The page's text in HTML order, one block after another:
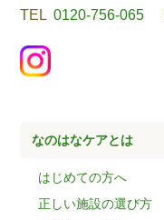
TEL 0120-756-065
なのはなケアとは
はじめての方へ
正しい施設の選び方